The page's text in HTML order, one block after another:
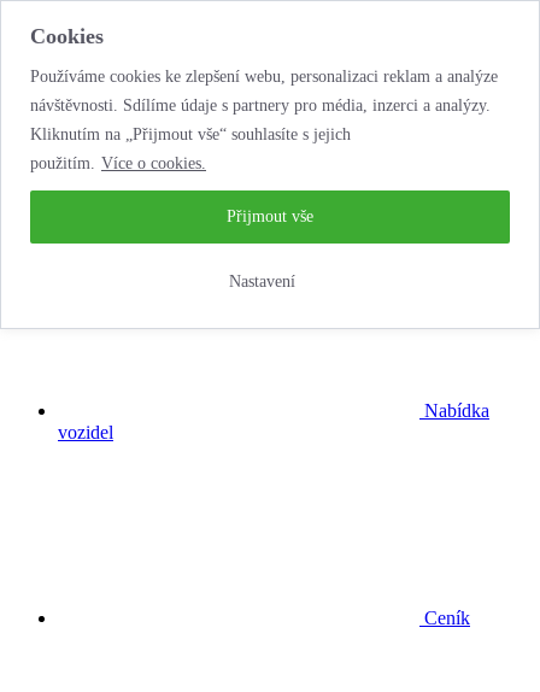
Cookies
Používáme cookies ke zlepšení webu, personalizaci reklam a analýze
návštěvnosti. Sdílíme údaje s partnery pro média, inzerci a analýzy.
Kliknutím na „Přijmout vše“ souhlasíte s jejich
použitím. Více o cookies.
Nastavení
Přijmout vše
Nabídka
vozidel
Ceník